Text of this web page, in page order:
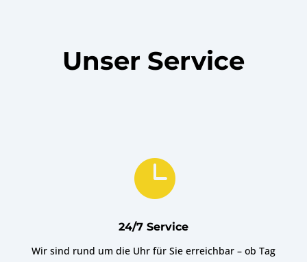
Unser Service

24/7 Service
Wir sind rund um die Uhr für Sie erreichbar – ob Tag